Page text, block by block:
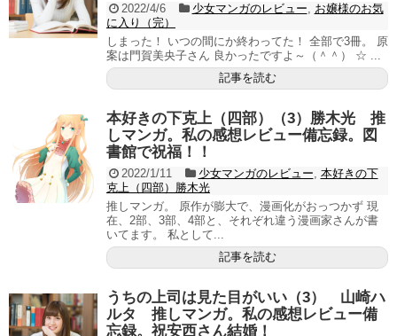
2022/4/6 少女マンガのレビュー
お嬢様のお気
に入り（完）
しまった！ いつの間にか終わってた！ 全部で3冊。 原
案は門賀美央子さん 良かったですよ～（＾＾） ☆ ...
記事を読む
本好きの下克上（四部）（3）勝木光 推
しマンガ。私の感想レビュー備忘録。図
書館で祝福！！
2022/1/11 少女マンガのレビュー 本好きの下
克上（四部）勝木光
推しマンガ。 原作が膨大で、漫画化がおっつかず 現
在、2部、3部、4部と、それぞれ違う漫画家さんが書
いてます。 私として...
記事を読む
うちの上司は見た目がいい（3） 山崎ハ
ルタ 推しマンガ。私の感想レビュー備
忘録。祝安西さん結婚！